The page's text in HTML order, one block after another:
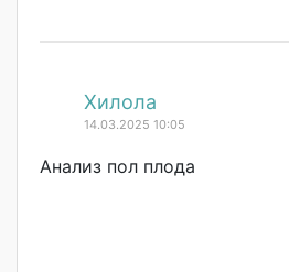
Хилола
14.03.2025 10:05
Анализ пол плода